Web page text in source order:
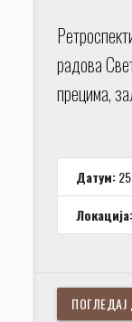
радова
прецима,
Датум:
Локација:
ПОГЛЕДАЈ